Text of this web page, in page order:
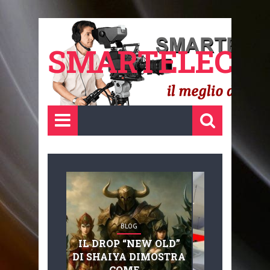
BLOG
IL DROP “NEW OLD”
DI SHAIYA DIMOSTRA